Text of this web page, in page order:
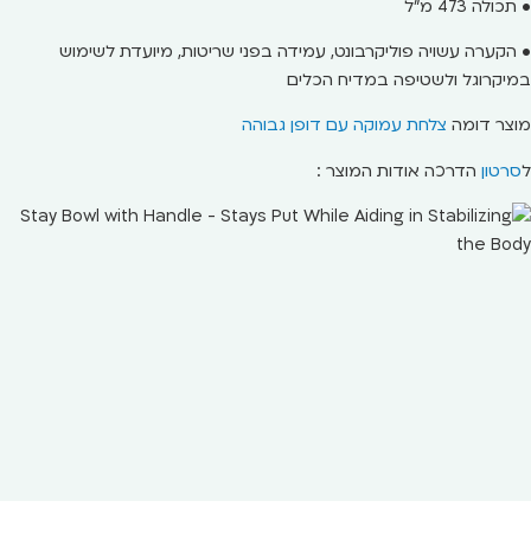
• תכולה 473 מ"ל
• הקערה עשויה פוליקרבונט, עמידה בפני שריטות, מיועדת לשימוש
במיקרוגל ולשטיפה במדיח הכלים
מוצר דומה צלחת עמוקה עם דופן גבוהה
לסרטון הדרכה אודות המוצר :